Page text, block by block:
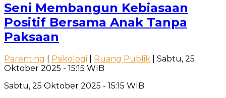
Seni Membangun Kebiasaan
Positif Bersama Anak Tanpa
Paksaan
Parenting Psikologi Ruang Publik | Sabtu, 25
Oktober 2025 - 15:15 WIB
Sabtu, 25 Oktober 2025 - 15:15 WIB